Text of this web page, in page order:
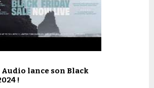
lance son Black
!